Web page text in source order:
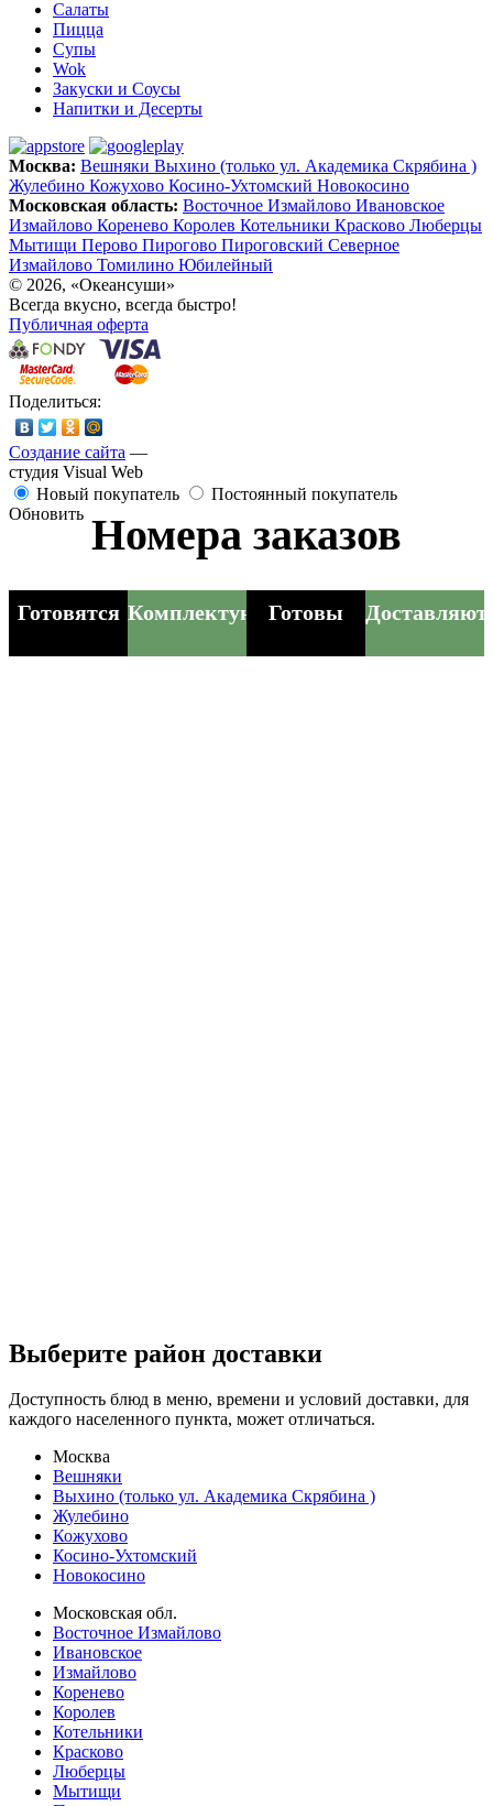
Салаты
Пицца
Супы
Wok
Закуски и Соусы
Напитки и Десерты
Москва: Вешняки Выхино (только ул. Академика Скрябина )
Жулебино Кожухово Косино-Ухтомский Новокосино
Московская область: Восточное Измайлово Ивановское
Измайлово Коренево Королев Котельники Красково Люберцы
Мытищи Перово Пирогово Пироговский Северное
Измайлово Томилино Юбилейный
© 2026, «Океансуши»
Всегда вкусно, всегда быстро!
Публичная оферта
Поделиться:
Создание сайта —
студия Visual Web
Новый покупатель
Постоянный покупатель
Обновить Номера заказов
Готовятся КомплектуютсяГотовы
Выберите район доставки
Доступность блюд в меню, времени и условий доставки, для
каждого населенного пункта, может отличаться.
Москва
Вешняки
Выхино (только ул. Академика Скрябина )
Жулебино
Кожухово
Косино-Ухтомский
Новокосино
Московская обл.
Восточное Измайлово
Ивановское
Измайлово
Коренево
Королев
Котельники
Красково
Люберцы
Мытищи